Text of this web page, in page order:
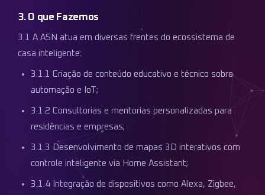
3. O que Fazemos
3.1 A ASN atua em diversas frentes do ecossistema de
casa inteligente:
3.1.1 Criação de conteúdo educativo e técnico sobre
automação e IoT;
3.1.2 Consultorias e mentorias personalizadas para
residências e empresas;
3.1.3 Desenvolvimento de mapas 3D interativos com
controle inteligente via Home Assistant;
3.1.4 Integração de dispositivos como Alexa, Zigbee,